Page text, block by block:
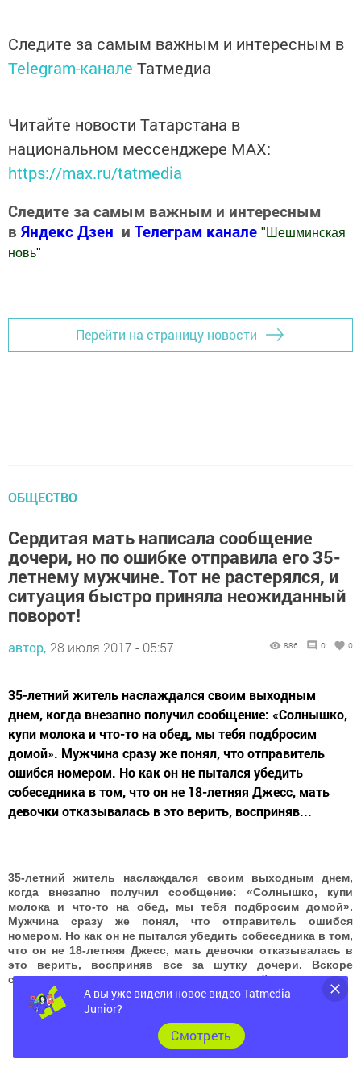
Следите за самым важным и интересным в
Telegram-канале Татмедиа
Читайте новости Татарстана в
национальном мессенджере MАХ:
https://max.ru/tatmedia
Следите за самым важным и интересным
в Яндекс Дзен и Телеграм канале " Шешминская
новь"
Перейти на страницу новости
ОБЩЕСТВО
Сердитая мать написала сообщение
дочери, но по ошибке отправила его 35-
летнему мужчине. Тот не растерялся, и
ситуация быстро приняла неожиданный
поворот!
автор, 28 июля 2017 - 05:57 886 0 0
35-летний житель наслаждался своим выходным
днем, когда внезапно получил сообщение: «Солнышко,
купи молока и что-то на обед, мы тебя подбросим
домой». Мужчина сразу же понял, что отправитель
ошибся номером. Но как он не пытался убедить
собеседника в том, что он не 18-летняя Джесс, мать
девочки отказывалась в это верить, восприняв...
35-летний житель наслаждался своим выходным днем,
когда внезапно получил сообщение: «Солнышко, купи
молока и что-то на обед, мы тебя подбросим домой».
Мужчина сразу же понял, что отправитель ошибся
номером. Но как он не пытался убедить собеседника в том,
что он не 18-летняя Джесс, мать девочки отказывалась в
это верить, восприняв все за шутку дочери. Вскоре
ситуация приняла совершенно неожиданный поворот.
А вы уже видели новое видео Tatmedia
Junior?
Cмотреть